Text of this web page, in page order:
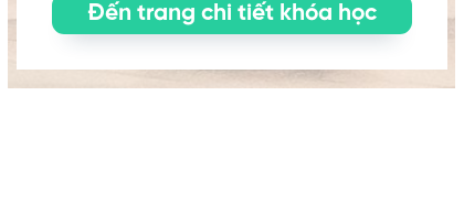
Đến trang chi tiết khóa học